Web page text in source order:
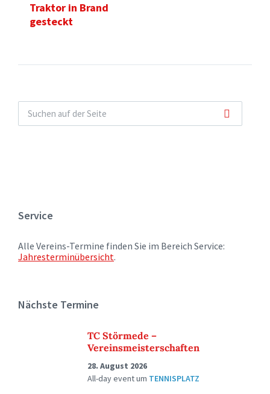
Traktor in Brand
gesteckt
Service
Alle Vereins-Termine finden Sie im Bereich Service:
Jahresterminübersicht.
Nächste Termine
TC Störmede –
Vereinsmeisterschaften
28. August 2026
All-day eventum TENNISPLATZ